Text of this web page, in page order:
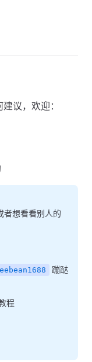
议，欢迎：
者想看看别人的
蹦跶
程